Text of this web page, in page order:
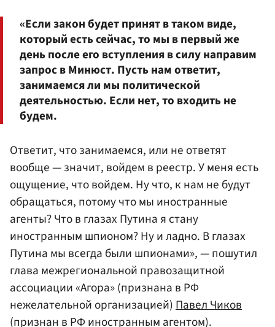
«Если закон будет принят в таком виде,
который есть сейчас, то мы в первый же
день после его вступления в силу направим
запрос в Минюст. Пусть нам ответит,
занимаемся ли мы политической
деятельностью. Если нет, то входить не
будем.
Ответит, что занимаемся, или не ответят
вообще — значит, войдем в реестр. У меня есть
ощущение, что войдем. Ну что, к нам не будут
обращаться, потому что мы иностранные
агенты? Что в глазах Путина я стану
иностранным шпионом? Ну и ладно. В глазах
Путина мы всегда были шпионами», — пошутил
глава межрегиональной правозащитной
ассоциации «Агора» (признана в РФ
нежелательной организацией)Павел Чиков
(признан в РФ иностранным агентом).